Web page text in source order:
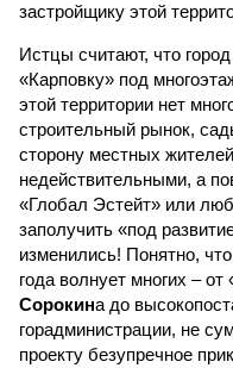
застройщику этой
Истцы считают, что
«Карповку» под
этой территории нет
строительный рынок,
сторону местных
недействительными, а
«Глобал Эстейт» или
заполучить «под
изменились! Понятно,
года волнует многих –
Сорокина до
горадминистрации, не
проекту безупречное